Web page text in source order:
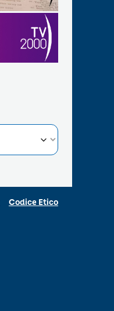
Codice Etico